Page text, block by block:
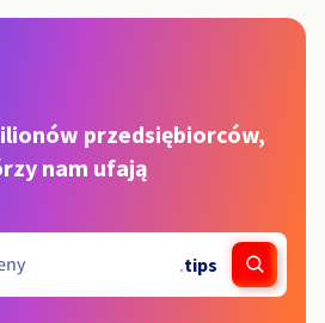
przedsiębiorców,
nam ufają
.tips